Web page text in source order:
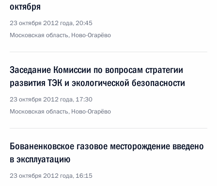
октября
23 октября 2012 года, 20:45
Московская область, Ново-Огарёво
Заседание Комиссии по вопросам стратегии
развития ТЭК и экологической безопасности
23 октября 2012 года, 17:30
Московская область, Ново-Огарёво
Бованенковское газовое месторождение введено
в эксплуатацию
23 октября 2012 года, 16:15